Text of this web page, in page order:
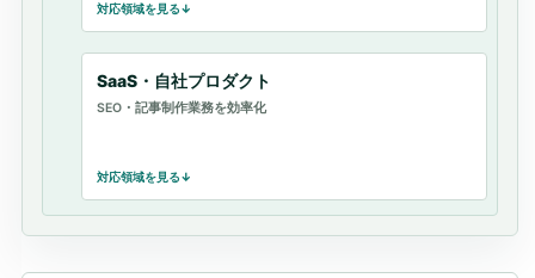
対応領域を見る
SaaS・自社プロダクト
SEO・記事制作業務を効率化
対応領域を見る